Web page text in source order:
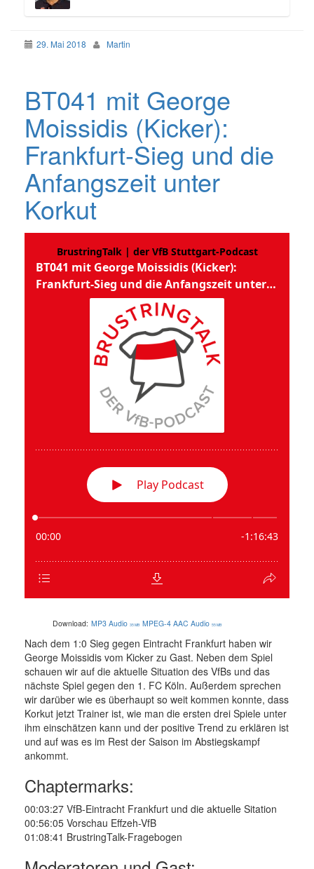
29. Mai 2018 Martin
BT041 mit George
Moissidis (Kicker):
Frankfurt-Sieg und die
Anfangszeit unter
Korkut
Download: MP3 Audio 35 MB MPEG-4 AAC Audio 55 MB
Nach dem 1:0 Sieg gegen Eintracht Frankfurt haben wir
George Moissidis vom Kicker zu Gast. Neben dem Spiel
schauen wir auf die aktuelle Situation des VfBs und das
nächste Spiel gegen den 1. FC Köln. Außerdem sprechen
wir darüber wie es überhaupt so weit kommen konnte, dass
Korkut jetzt Trainer ist, wie man die ersten drei Spiele unter
ihm einschätzen kann und der positive Trend zu erklären ist
und auf was es im Rest der Saison im Abstiegskampf
ankommt.
Chaptermarks:
00:03:27 VfB-Eintracht Frankfurt und die aktuelle Sitation
00:56:05 Vorschau Effzeh-VfB
01:08:41 BrustringTalk-Fragebogen